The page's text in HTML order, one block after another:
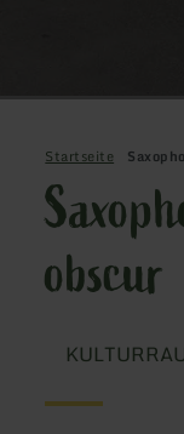
Startseite
obscur